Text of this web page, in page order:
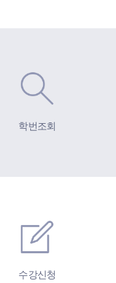
학번조회
수강신청